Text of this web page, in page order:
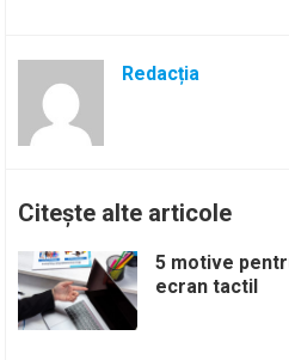
Redacția
Citește alte articole
5 motive
ecran tactil